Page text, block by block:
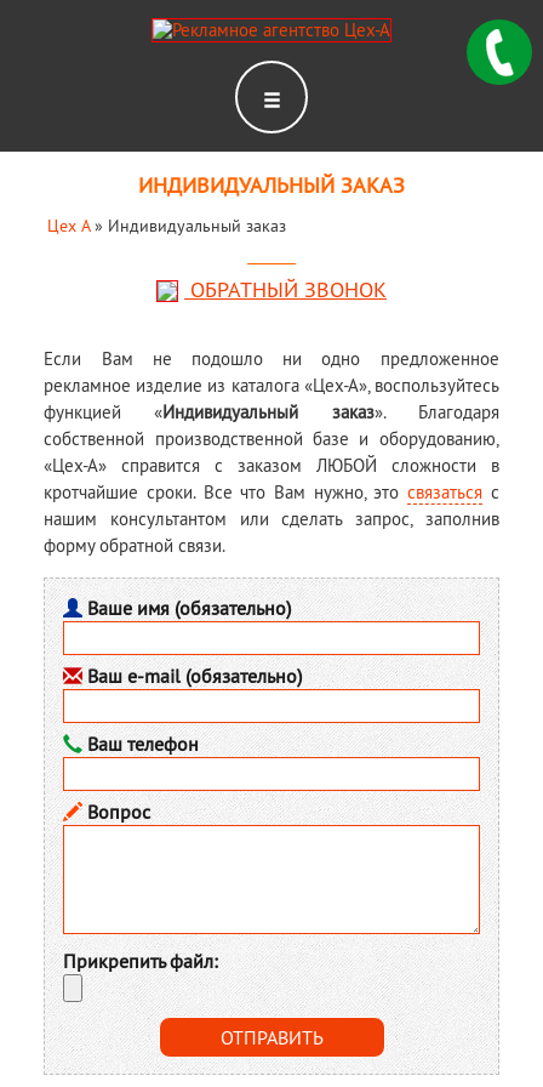
ИНДИВИДУАЛЬНЫЙ ЗАКАЗ
Цех А» Индивидуальный заказ
ОБРАТНЫЙ ЗВОНОК
Если Вам не подошло ни одно предложенное
рекламное изделие из каталога «Цех-А», воспользуйтесь
функцией «Индивидуальный заказ». Благодаря
собственной производственной базе и оборудованию,
«Цех-А» справится с заказом ЛЮБОЙ сложности в
кротчайшие сроки. Все что Вам нужно, этосвязаться с
нашим консультантом или сделать запрос, заполнив
форму обратной связи.
Ваше имя (обязательно)
Ваш e-mail (обязательно)
Ваш телефон
Вопрос
Прикрепить файл: